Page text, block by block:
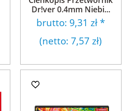
Dr!ver 0.4mm Niebi...
brutto: 9,31 zł *
(netto:7,57 zł)